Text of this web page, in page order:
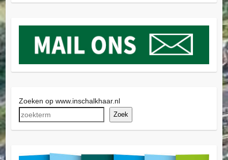
Zoeken op www.inschalkhaar.nl
Zoek